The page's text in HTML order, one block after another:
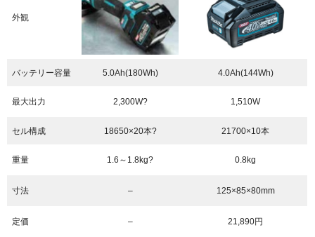
外観
バッテリー容量 5.0Ah(180Wh) 4.0Ah(144Wh)
最大出力 2,300W? 1,510W
セル構成 18650×20本? 21700×10本
重量 1.6～1.8kg? 0.8kg
寸法 – 125×85×80mm
定価 – 21,890円